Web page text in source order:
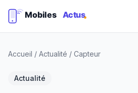
Accueil / Actualité / Capteur
Actualité